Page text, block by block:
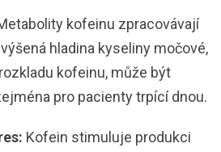
kofeinu zpracovávají
hladina kyseliny močové,
kofeinu, může být
pro pacienty trpící dnou.
Kofein stimuluje produkci